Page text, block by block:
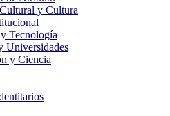
y Cultura
Tecnología
Universidades
y Ciencia